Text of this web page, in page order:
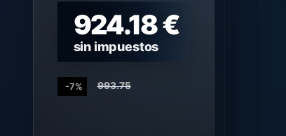
924.18 €
sin impuestos
-7% 993.75